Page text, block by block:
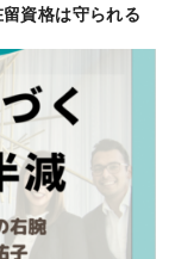
資格は守られる